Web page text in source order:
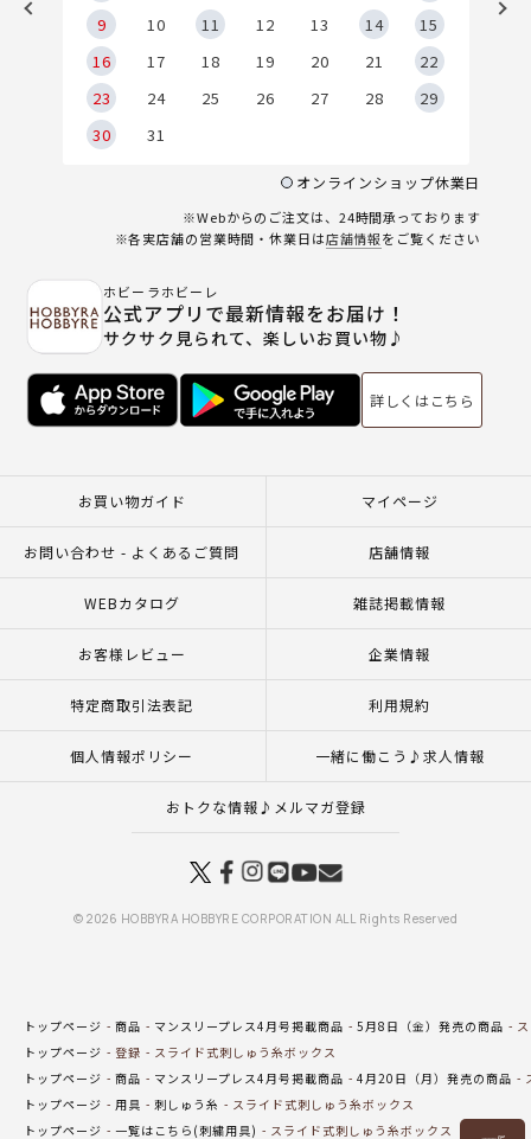
9
10 11 12 13 14
15
16
17 18 19 20 21
22
23
24 25 26 27 28
29
30
31
オンラインショップ休業日
※Webからのご注文は、24時間承っております
※各実店舗の営業時間・休業日は店舗情報をご覧ください
ホビーラホビーレ
公式アプリで最新情報をお届け！
サクサク見られて、楽しいお買い物♪
詳しくはこちら
お買い物ガイド マイページ
お問い合わせ - よくあるご質問 店舗情報
WEBカタログ 雑誌掲載情報
お客様レビュー 企業情報
特定商取引法表記 利用規約
個人情報ポリシー 一緒に働こう♪求人情報
おトクな情報♪メルマガ登録
© 2026 HOBBYRA HOBBYRE CORPORATION ALL Rights Reserved
トップページ 商品 マンスリープレス4月号掲載商品 5月8日（金）発売の商品
トップページ
登録
スライド式刺しゅう糸ボックス
トップページ
商品 マンスリープレス4月号掲載商品 4月20日（月）発売の商品
トップページ
用具 刺しゅう糸
スライド式刺しゅう糸ボックス
トップページ
一覧はこちら(刺繍用具) スライド式刺しゅう糸ボックス